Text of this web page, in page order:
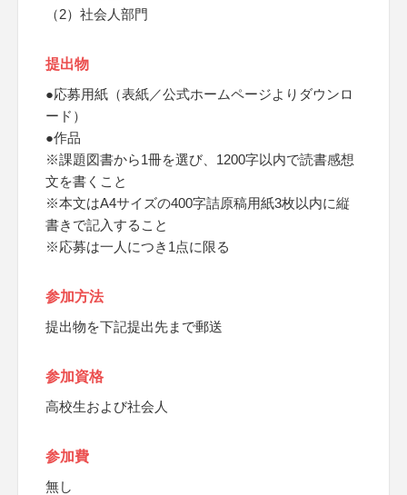
（2）社会人部門
提出物
●応募用紙（表紙／公式ホームページよりダウンロ
ード）
●作品
※課題図書から1冊を選び、1200字以内で読書感想
文を書くこと
※本文はA4サイズの400字詰原稿用紙3枚以内に縦
書きで記入すること
※応募は一人につき1点に限る
参加方法
提出物を下記提出先まで郵送
参加資格
高校生および社会人
参加費
無し